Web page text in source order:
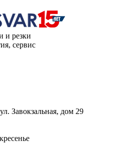
и резки
сервис
Завокзальная, дом 29